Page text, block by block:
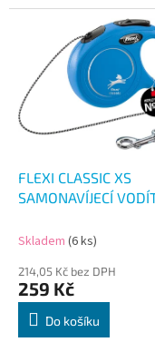
FLEXI CLASSIC XS
SAMONAVÍJECÍ
Skladem (6 ks)
214,05 Kč bez DPH
259 Kč
Do košíku